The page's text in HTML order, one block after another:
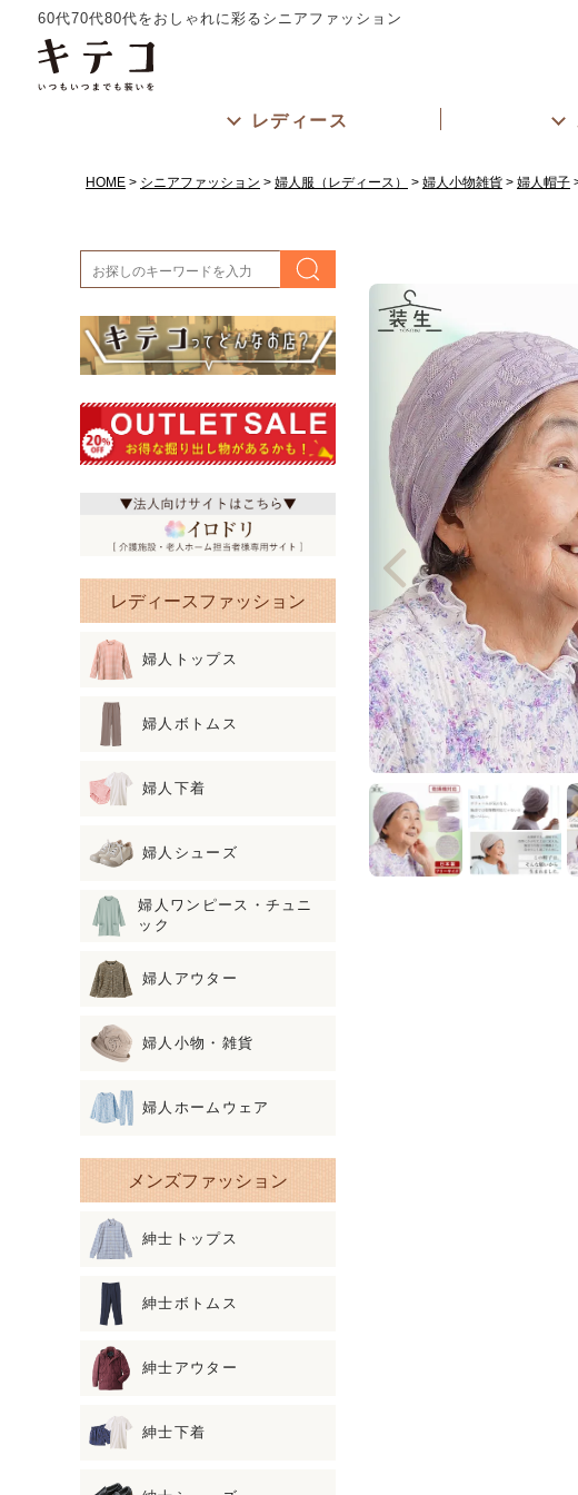
60代70代80代をおしゃれに彩るシニアファッション
レディース
HOME シニアファッション 婦人服（レディース） 婦人小物雑貨 婦人帽子
レディースファッション
婦人トップス
婦人ボトムス
婦人下着
婦人シューズ
婦人ワンピース・チュニ
ック
婦人アウター
婦人小物・雑貨
婦人ホームウェア
メンズファッション
紳士トップス
紳士ボトムス
紳士アウター
紳士下着